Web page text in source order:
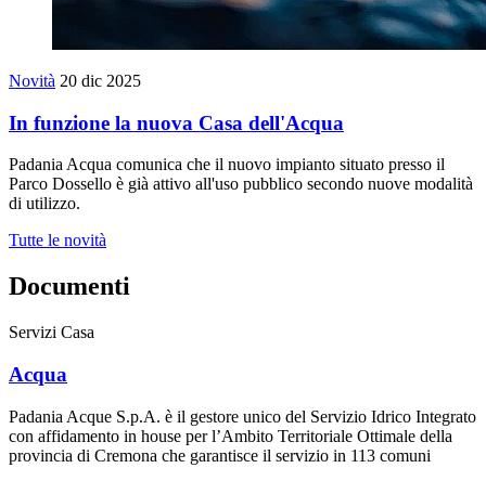
Novità 20 dic 2025
In funzione la nuova Casa dell'Acqua
Padania Acqua comunica che il nuovo impianto situato presso il
Parco Dossello è già attivo all'uso pubblico secondo nuove modalità
di utilizzo.
Tutte le novità
Documenti
Servizi Casa
Acqua
Padania Acque S.p.A. è il gestore unico del Servizio Idrico Integrato
con affidamento in house per l’Ambito Territoriale Ottimale della
provincia di Cremona che garantisce il servizio in 113 comuni